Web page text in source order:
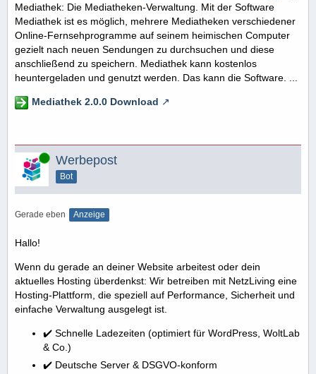
Mediathek: Die Mediatheken-Verwaltung. Mit der Software
Mediathek ist es möglich, mehrere Mediatheken verschiedener
Online-Fernsehprogramme auf seinem heimischen Computer
gezielt nach neuen Sendungen zu durchsuchen und diese
anschließend zu speichern. Mediathek kann kostenlos
heuntergeladen und genutzt werden. Das kann die Software. ...
Mediathek 2.0.0 Download
Online Werbepost
Bot
Gerade eben Anzeige
Hallo!
Wenn du gerade an deiner Website arbeitest oder dein
aktuelles Hosting überdenkst: Wir betreiben mit NetzLiving eine
Hosting-Plattform, die speziell auf Performance, Sicherheit und
einfache Verwaltung ausgelegt ist.
✔️ Schnelle Ladezeiten (optimiert für WordPress, WoltLab
& Co.)
✔️ Deutsche Server & DSGVO-konform